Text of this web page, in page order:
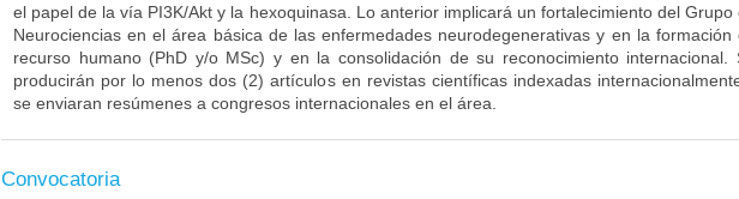
el papel de la vía PI3K/Akt y la hexoquinasa. Lo anterior implicará un fortalecimiento del Grupo
Neurociencias en el área básica de las enfermedades neurodegenerativas y en la formación
recurso humano (PhD y/o MSc) y en la consolidación de su reconocimiento internacional.
producirán por lo menos dos (2) artículos en revistas científicas indexadas
se enviaran resúmenes a congresos internacionales en el área.
Convocatoria